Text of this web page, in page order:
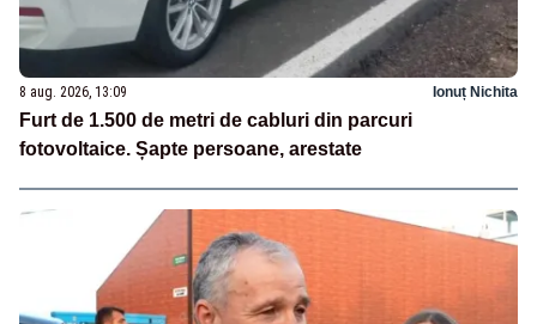
8 aug. 2026, 13:09 Ionuț Nichita
Furt de 1.500 de metri de cabluri din parcuri
fotovoltaice. Șapte persoane, arestate